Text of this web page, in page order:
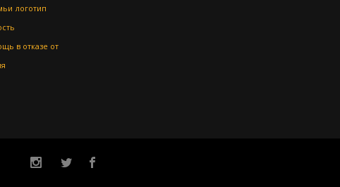
логотип
в отказе от